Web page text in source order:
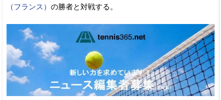
（フランス） の勝者と対戦する。